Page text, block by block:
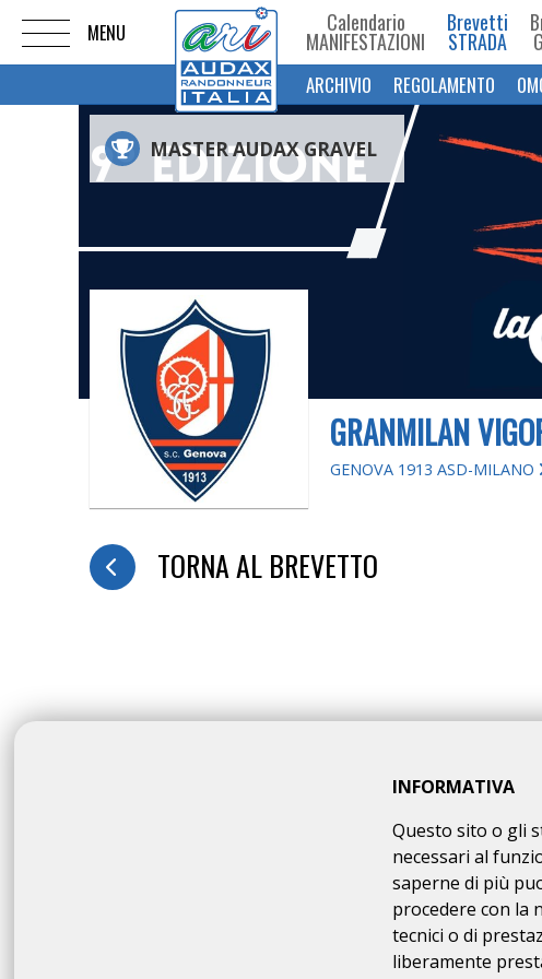
Calendario
MANIFESTAZIONI
Brevetti
STRADA
ARCHIVIO REGOLAMENTO
MASTER AUDAX GRAVEL
GRANMILAN
GENOVA 1913 ASD-MILANO
TORNA AL BREVETTO
INFORMATIVA
Questo sito o gli
necessari al
saperne di più
procedere con la
tecnici o di
liberamente